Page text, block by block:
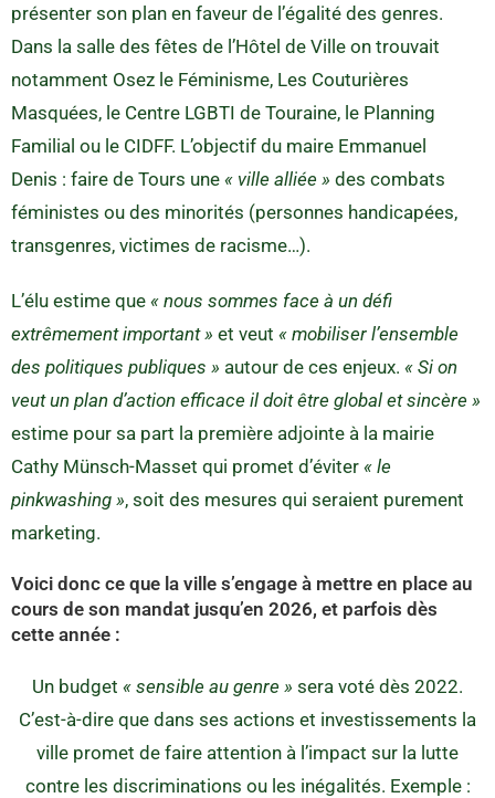
présenter son plan en faveur de l’égalité des genres.
Dans la salle des fêtes de l’Hôtel de Ville on trouvait
notamment Osez le Féminisme, Les Couturières
Masquées, le Centre LGBTI de Touraine, le Planning
Familial ou le CIDFF. L’objectif du maire Emmanuel
Denis : faire de Tours une « ville alliée » des combats
féministes ou des minorités (personnes handicapées,
transgenres, victimes de racisme…).
L’élu estime que « nous sommes face à un défi
extrêmement important » et veut « mobiliser l’ensemble
des politiques publiques » autour de ces enjeux. « Si on
veut un plan d’action efficace il doit être global et sincère »
estime pour sa part la première adjointe à la mairie
Cathy Münsch-Masset qui promet d’éviter « le
pinkwashing », soit des mesures qui seraient purement
marketing.
Voici donc ce que la ville s’engage à mettre en place au
cours de son mandat jusqu’en 2026, et parfois dès
cette année :
Un budget « sensible au genre » sera voté dès 2022.
C’est-à-dire que dans ses actions et investissements la
ville promet de faire attention à l’impact sur la lutte
contre les discriminations ou les inégalités. Exemple :